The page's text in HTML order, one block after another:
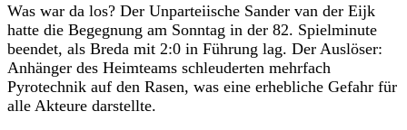
Was war da los? Der Unparteiische Sander van der Eijk
hatte die Begegnung am Sonntag in der 82. Spielminute
beendet, als Breda mit 2:0 in Führung lag. Der Auslöser:
Anhänger des Heimteams schleuderten mehrfach
Pyrotechnik auf den Rasen, was eine erhebliche Gefahr für
alle Akteure darstellte.